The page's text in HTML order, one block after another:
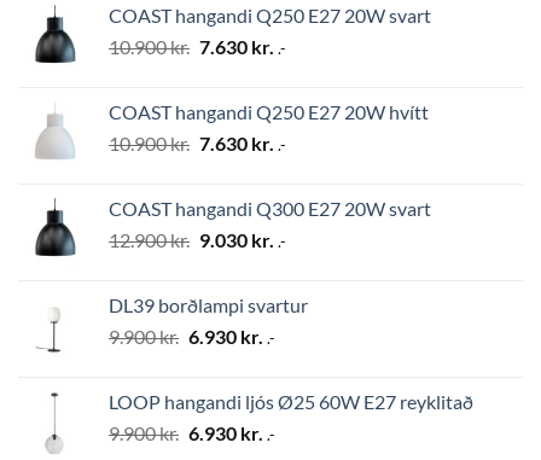
12.900 kr..9.030 kr..
COAST hangandi Q250 E27 20W svart
10.900kr. Original
10.900 kr..
7.630 kr. Current
7.630 kr..
.-
COAST hangandi Q250 E27 20W hvítt
10.900kr. Original
10.900 kr..
7.630 kr. Current
7.630 kr..
.-
COAST hangandi Q300 E27 20W svart
12.900kr. Original
12.900 kr..
9.030 kr. Current
9.030 kr..
.-
DL39 borðlampi svartur
9.900kr. Original
9.900 kr..
6.930 kr. Current
6.930 kr..
.-
LOOP hangandi ljós Ø25 60W E27 reyklitað
9.900kr. Original
6.930 kr. Current
.-